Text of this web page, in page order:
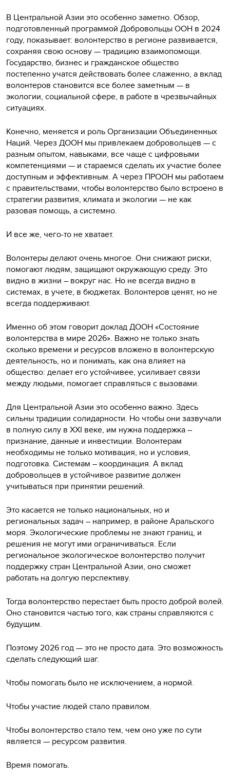
В Центральной Азии это особенно заметно. Обзор,
подготовленный программой Добровольцы ООН в 2024
году, показывает: волонтерство в регионе развивается,
сохраняя свою основу — традицию взаимопомощи.
Государство, бизнес и гражданское общество
постепенно учатся действовать более слаженно, а вклад
волонтеров становится все более заметным — в
экологии, социальной сфере, в работе в чрезвычайных
ситуациях.
Конечно, меняется и роль Организации Объединенных
Наций. Через ДООН мы привлекаем добровольцев — с
разным опытом, навыками, все чаще с цифровыми
компетенциями — и стараемся сделать их участие более
доступным и эффективным. А через ПРООН мы работаем
с правительствами, чтобы волонтерство было встроено в
стратегии развития, климата и экологии — не как
разовая помощь, а системно.
И все же, чего-то не хватает.
Волонтеры делают очень многое. Они снижают риски,
помогают людям, защищают окружающую среду. Это
видно в жизни – вокруг нас. Но не всегда видно в
системах, в учете, в бюджетах. Волонтеров ценят, но не
всегда поддерживают.
Именно об этом говорит доклад ДООН «Состояние
волонтерства в мире 2026». Важно не только знать
сколько времени и ресурсов вложено в волонтерскую
деятельность, но и понимать, как она влияет на
общество: делает его устойчивее, усиливает связи
между людьми, помогает справляться с вызовами.
Для Центральной Азии это особенно важно. Здесь
сильны традиции солидарности. Но чтобы они зазвучали
в полную силу в XXI веке, им нужна поддержка –
признание, данные и инвестиции. Волонтерам
необходимы не только мотивация, но и условия,
подготовка. Системам – координация. А вклад
добровольцев в устойчивое развитие должен
учитываться при принятии решений.
Это касается не только национальных, но и
региональных задач – например, в районе Аральского
моря. Экологические проблемы не знают границ, и
решения не могут ими ограничиваться. Если
региональное экологическое волонтерство получит
поддержку стран Центральной Азии, оно сможет
работать на долгую перспективу.
Тогда волонтерство перестает быть просто доброй волей.
Оно становится частью того, как страны справляются с
будущим.
Поэтому 2026 год — это не просто дата. Это возможность
сделать следующий шаг.
Чтобы помогать было не исключением, а нормой.
Чтобы участие людей стало правилом.
Чтобы волонтерство стало тем, чем оно уже по сути
является — ресурсом развития.
Время помогать.